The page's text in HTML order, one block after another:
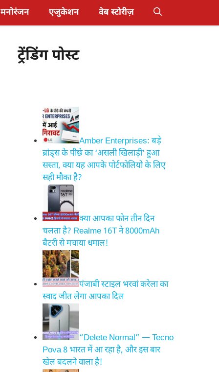
मनोरंजन एजुकेशन वेब स्टोरीज़
ट्रेंडिंग पोस्ट
Amber Enterprises: बड़े
ब्रांड्स के पीछे का ‘असली खिलाड़ी’ हुआ
सस्ता, क्या यह आपके पोर्टफोलियो के लिए
सही मौका है?
क्या आपका फोन तीन दिन
चलता है? Realme 16T ने 8000mAh
बैटरी से मचाया धमाल!
पंजाबी स्टाइल भरवां करेला का
स्वाद जीत लेगा आपका दिल
“Delete Normal” — Tecno
Pova 8 भारत में आ रहा है, और इस बार
खेल बदलने वाला है!